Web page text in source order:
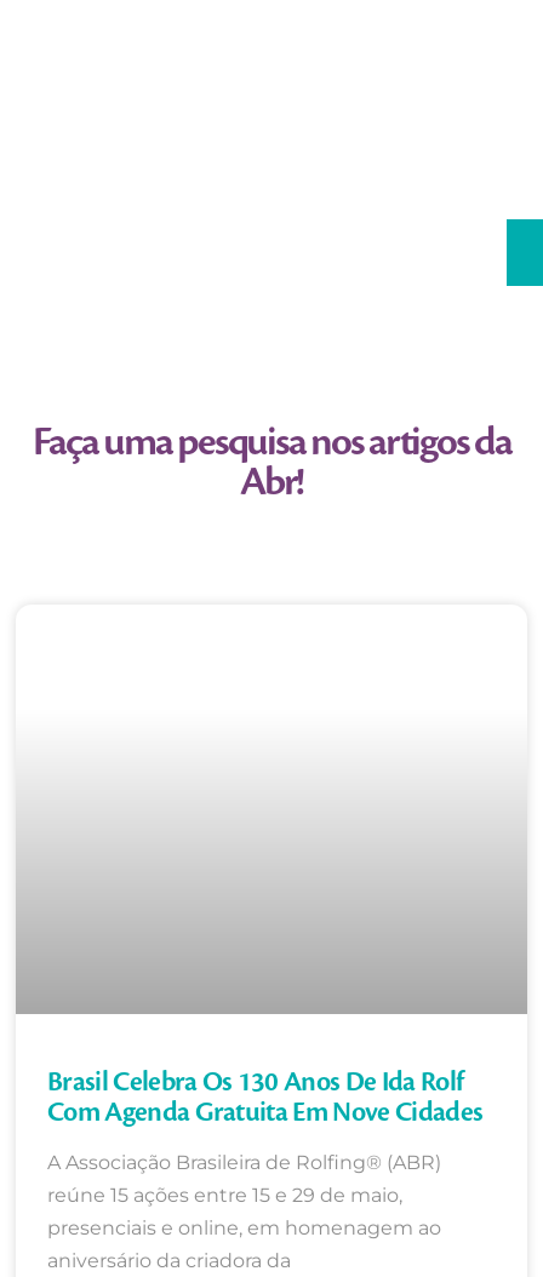
Faça uma pesquisa nos artigos da
Abr!
Brasil Celebra Os 130 Anos De Ida Rolf
Com Agenda Gratuita Em Nove Cidades
A Associação Brasileira de Rolfing® (ABR)
reúne 15 ações entre 15 e 29 de maio,
presenciais e online, em homenagem ao
aniversário da criadora da